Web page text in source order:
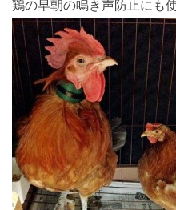
鶏の早朝の鳴き声防止にも